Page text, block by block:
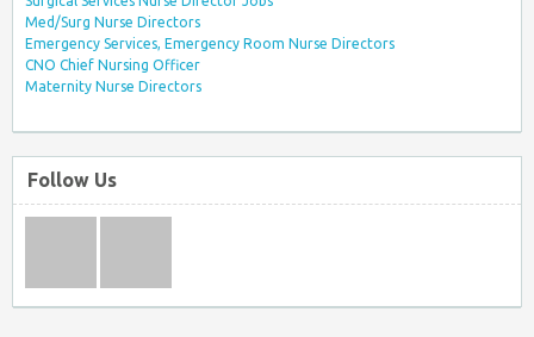
Med/Surg Nurse Directors
Emergency Services, Emergency Room Nurse Directors
CNO Chief Nursing Officer
Maternity Nurse Directors
Follow Us